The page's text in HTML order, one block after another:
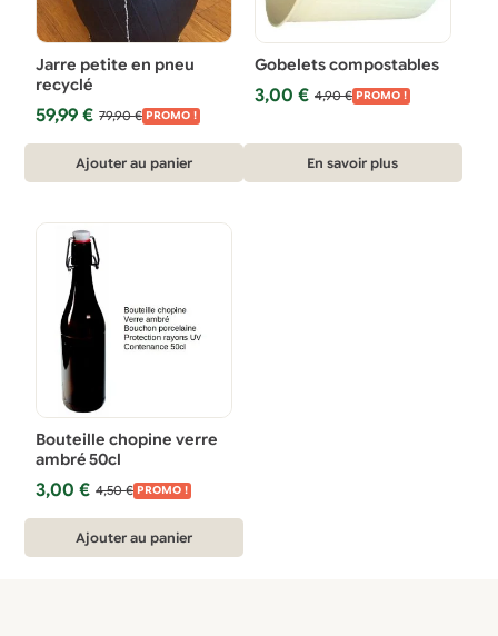
Jarre petite en pneu
recyclé
79,90€
Le
initial
était :
59,99€
Le
actuel
est :
PROMO !
Ajouter au panier
Gobelets compostables
4,90€
Le
4,90 €.
3,00 €
Le
3,00 €.
PROMO !
En savoir plus
Bouteille chopine verre
ambré 50cl
4,50€
Le
initial
était :
3,00€
Le
actuel
est :
PROMO !
Ajouter au panier